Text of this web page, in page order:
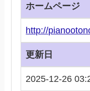
ホームページ
http://
更新日
2025-12-26